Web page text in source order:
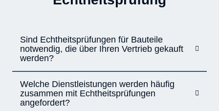
Sind Echtheitsprüfungen für Bauteile
notwendig, die über Ihren Vertrieb gekauft
werden?
Welche Dienstleistungen werden häufig
zusammen mit Echtheitsprüfungen
angefordert?